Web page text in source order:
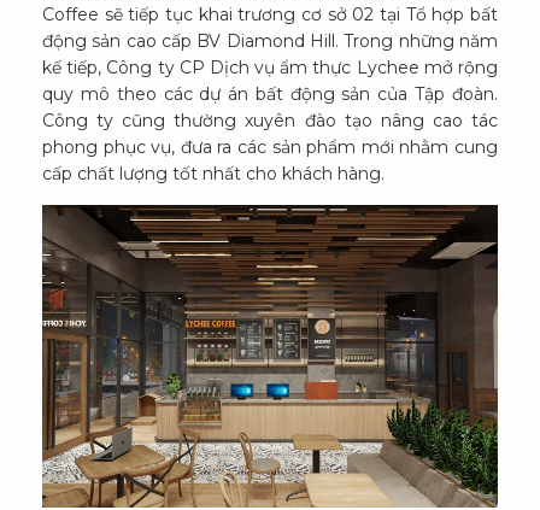
Coffee sẽ tiếp tục khai trương cơ sở 02 tại Tổ hợp bất
động sản cao cấp BV Diamond Hill. Trong những năm
kế tiếp, Công ty CP Dịch vụ ẩm thực Lychee mở rộng
quy mô theo các dự án bất động sản của Tập đoàn.
Công ty cũng thường xuyên đào tạo nâng cao tác
phong phục vụ, đưa ra các sản phẩm mới nhằm cung
cấp chất lượng tốt nhất cho khách hàng.